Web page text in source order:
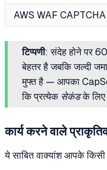
AWS WAF CAPTCHA
टिप्पणी: संदेह होने पर
बेहतर है जबकि जल्दी
मुफ्त है — आपका
कि प्रत्येक सेकंडके
कार्य करने वाले
ये साबित वाक्यांश आपके